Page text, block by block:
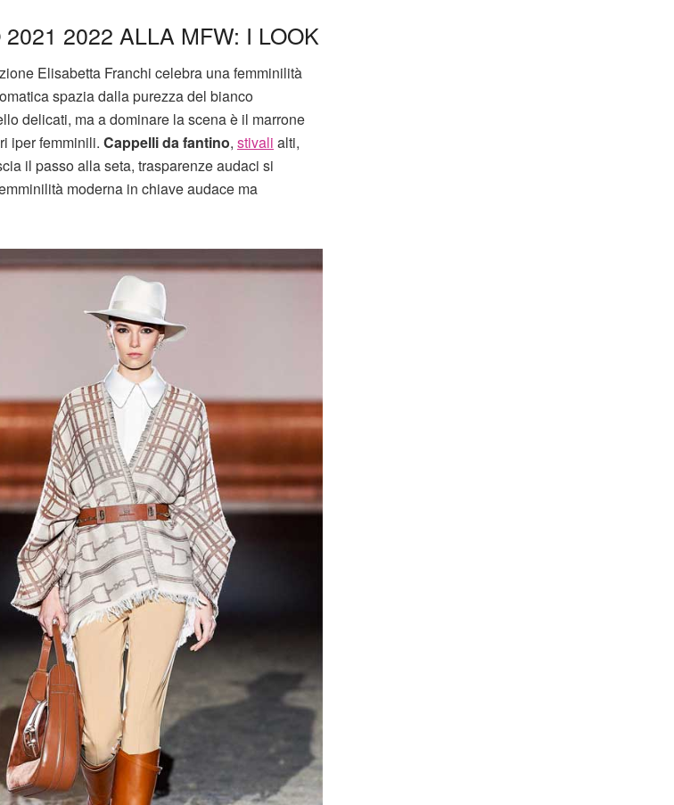
2022 ALLA MFW: I LOOK
Elisabetta Franchi celebra una femminilità
spazia dalla purezza del bianco
delicati, ma a dominare la scena è il marrone
iper femminili. Cappelli da fantino, stivali alti,
il passo alla seta, trasparenze audaci si
moderna in chiave audace ma